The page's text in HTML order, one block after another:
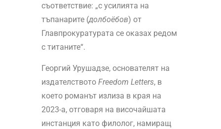
съответствие: „с усилията на
тъпанарите (долбоёбов) от
Главпрокуратурата се оказах редом
с титаните“.
Георгий Урушадзе, основателят на
издателството Freedom Letters, в
което романът излиза в края на
2023-а, отговаря на височайшата
инстанция като филолог, намиращ